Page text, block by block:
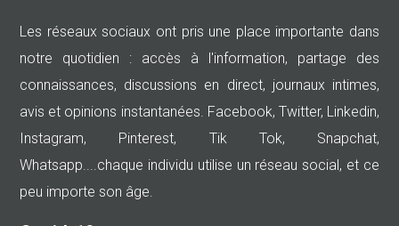
Les réseaux sociaux ont pris une place importante dans
notre quotidien : accès à l'information, partage des
connaissances, discussions en direct, journaux intimes,
avis et opinions instantanées. Facebook, Twitter, Linkedin,
Instagram, Pinterest, Tik Tok, Snapchat,
Whatsapp....chaque individu utilise un réseau social, et ce
peu importe son âge.